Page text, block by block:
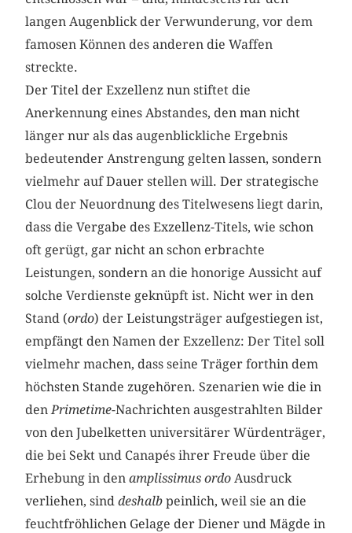
langen Augenblick der Verwunderung, vor dem
famosen Können des anderen die Waffen
streckte.
Der Titel der Exzellenz nun stiftet die
Anerkennung eines Abstandes, den man nicht
länger nur als das augenblickliche Ergebnis
bedeutender Anstrengung gelten lassen, sondern
vielmehr auf Dauer stellen will. Der strategische
Clou der Neuordnung des Titelwesens liegt darin,
dass die Vergabe des Exzellenz-Titels, wie schon
oft gerügt, gar nicht an schon erbrachte
Leistungen, sondern an die honorige Aussicht auf
solche Verdienste geknüpft ist. Nicht wer in den
Stand (ordo) der Leistungsträger aufgestiegen ist,
empfängt den Namen der Exzellenz: Der Titel soll
vielmehr machen, dass seine Träger forthin dem
höchsten Stande zugehören. Szenarien wie die in
denPrimetime-Nachrichten ausgestrahlten Bilder
von den Jubelketten universitärer Würdenträger,
die bei Sekt und Canapés ihrer Freude über die
Erhebung in denamplissimus ordo Ausdruck
verliehen, sinddeshalb peinlich, weil sie an die
feuchtfröhlichen Gelage der Diener und Mägde in